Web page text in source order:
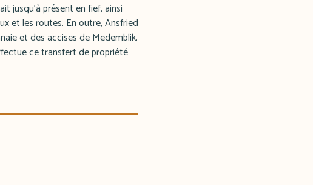
jusqu'à présent en fief, ainsi
et les routes. En outre, Ansfried
et des accises de Medemblik,
ce transfert de propriété